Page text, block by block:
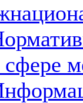
сфере